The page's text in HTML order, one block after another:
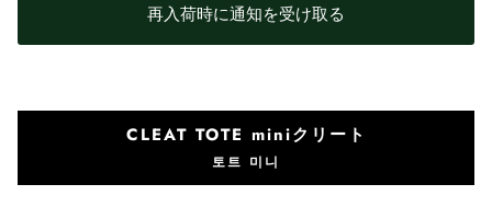
再入荷時に通知を受け取る
CLEAT TOTE miniクリート
토트 미니